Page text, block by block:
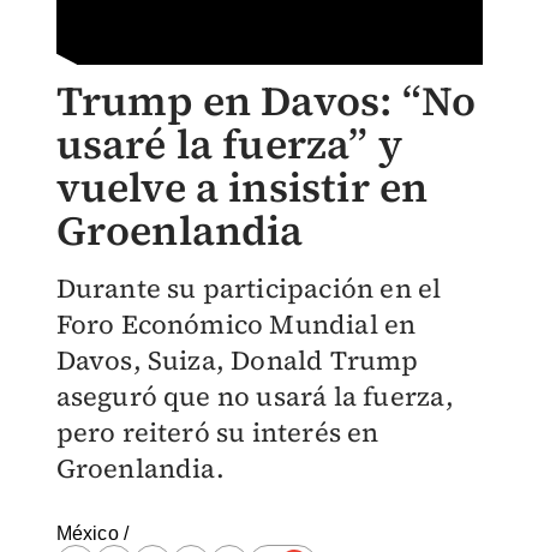
Trump en Davos: “No
usaré la fuerza” y
vuelve a insistir en
Groenlandia
Durante su participación en el
Foro Económico Mundial en
Davos, Suiza, Donald Trump
aseguró que no usará la fuerza,
pero reiteró su interés en
Groenlandia.
México/